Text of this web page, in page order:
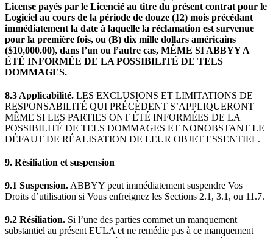
License payés par le Licencié au titre du présent contrat pour le
Logiciel au cours de la période de douze (12) mois précédant
immédiatement la date à laquelle la réclamation est survenue
pour la première fois, ou (B) dix mille dollars américains
($10,000.00), dans l’un ou l’autre cas, MÊME SI ABBYY A
ÉTÉ INFORMÉE DE LA POSSIBILITÉ DE TELS
DOMMAGES.
8.3 Applicabilité. LES EXCLUSIONS ET LIMITATIONS DE
RESPONSABILITÉ QUI PRÉCÈDENT S’APPLIQUERONT
MÊME SI LES PARTIES ONT ÉTÉ INFORMÉES DE LA
POSSIBILITÉ DE TELS DOMMAGES ET NONOBSTANT LE
DÉFAUT DE RÉALISATION DE LEUR OBJET ESSENTIEL.
9. Résiliation et suspension
9.1 Suspension.ABBYY peut immédiatement suspendre Vos
Droits d’utilisation si Vous enfreignez les Sections 2.1, 3.1, ou 11.7.
9.2 Résiliation. Si l’une des parties commet un manquement
substantiel au présent EULA et ne remédie pas à ce manquement